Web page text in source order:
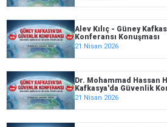
Alev Kılıç - Güney
Konferansı Konuşması
21 Nisan 2026
Dr. Mohammad Hassan
Kafkasya'da Güvenlik
21 Nisan 2026